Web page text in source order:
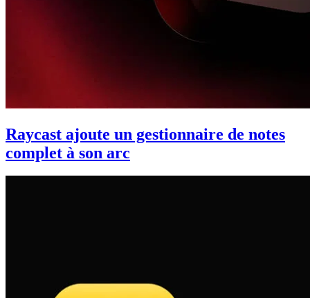
Raycast ajoute un gestionnaire de notes
complet à son arc